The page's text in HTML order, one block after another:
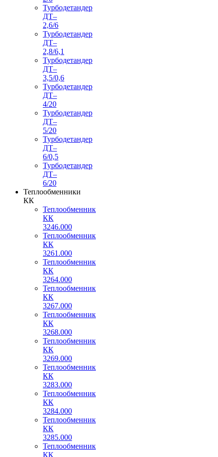
Турбодетандер
ДТ–
2,6/6
Турбодетандер
ДТ–
2,8/6,1
Турбодетандер
ДТ–
3,5/0,6
Турбодетандер
ДТ–
4/20
Турбодетандер
ДТ–
5/20
Турбодетандер
ДТ–
6/0,5
Турбодетандер
ДТ–
6/20
Теплообменники
КК
Теплообменник
КК
3246.000
Теплообменник
КК
3261.000
Теплообменник
КК
3264.000
Теплообменник
КК
3267.000
Теплообменник
КК
3268.000
Теплообменник
КК
3269.000
Теплообменник
КК
3283.000
Теплообменник
КК
3284.000
Теплообменник
КК
3285.000
Теплообменник
КК